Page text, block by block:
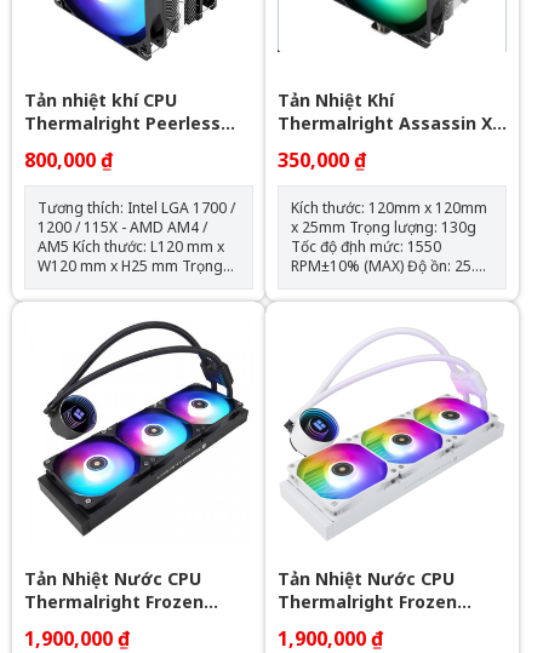
Tản nhiệt khí CPU
Thermalright Peerless
Assassin 120 SE ARGB
(Đen, 2 Tháp)
800,000 ₫
Tương thích: Intel LGA 1700 /
1200 / 115X - AMD AM4 /
AM5 Kích thước: L120 mm x
W120 mm x H25 mm Trọng
lượng: 120g Tốc độ định mức:
1550 RPM ± 10% (MAX) Mức
ồn: 25,6 dBA Lưu lượng
không khí: 66,17 CFM (MAX)
Áp suất không khí: 1,53mm
H2O (MAX) Ampe: 0.20 A Đầu
nối: 4 Pin (Đầu nối quạt PWM)
Đầu nối ARGB sync main
board: 3 PIN 5V ( sản phẩm
không kèm theo hub điều
khiển led) Loại vòng bi: Vòng
bi S-FDB
Tản Nhiệt Khí
Thermalright Assassin X
120 Refined SE RGB V2
350,000 ₫
Kích thước: 120mm x 120mm
x 25mm Trọng lượng: 130g
Tốc độ định mức: 1550
RPM±10% (MAX) Độ ồn: 25.6
dBA Lưu lượng không khí:
66,17 CFM (MAX) Áp suất
không khí: 1.53mm H2O
4 chân (đầu nối quạt PWM)
Loại vòng bi: Vòng bi S-FDB
Tản Nhiệt Nước CPU
Thermalright Frozen
Notte 360 BLACK ARGB
1,900,000 ₫
Tản Nhiệt Nước CPU
Thermalright Frozen
Notte 360 WHITE ARGB
1,900,000 ₫